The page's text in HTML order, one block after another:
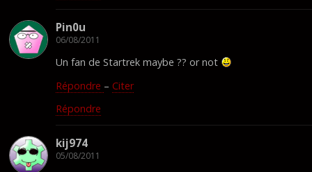
Pin0u
06/08/2011
Un fan de Startrek maybe ?? or not
Répondre – Citer
Répondre
kij974
05/08/2011